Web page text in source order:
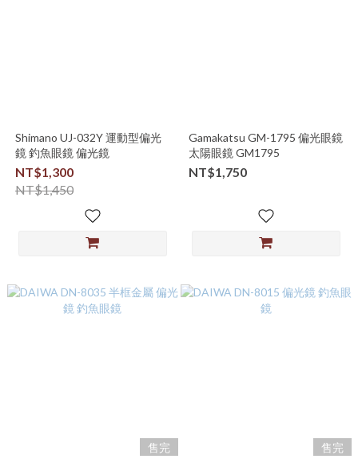
Shimano UJ-032Y 運動型偏光
鏡 釣魚眼鏡 偏光鏡
NT$1,300
NT$1,450
Gamakatsu GM-1795 偏光眼鏡
太陽眼鏡 GM1795
NT$1,750
售完
售完